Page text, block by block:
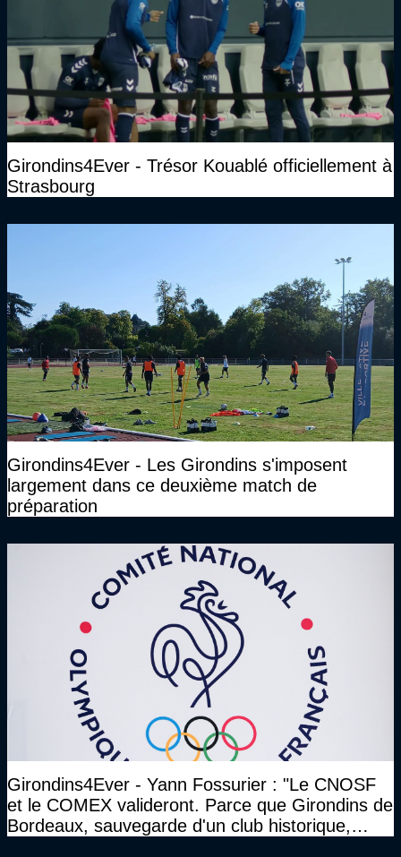
Girondins4Ever - Trésor Kouablé officiellement à
Strasbourg
Girondins4Ever - Les Girondins s'imposent
largement dans ce deuxième match de
préparation
Girondins4Ever - Yann Fossurier : "Le CNOSF
et le COMEX valideront. Parce que Girondins de
Bordeaux, sauvegarde d'un club historique,